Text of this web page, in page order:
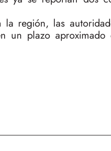
región, las
un plazo